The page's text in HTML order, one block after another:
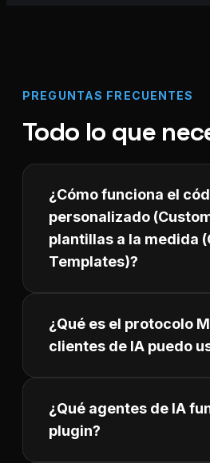
PREGUNTAS FRECUENTES
Todo lo que
¿Cómo funciona el
personalizado
plantillas a la medida
Templates)?
¿Qué es el protocolo
clientes de IA puedo
¿Qué agentes de IA
plugin?